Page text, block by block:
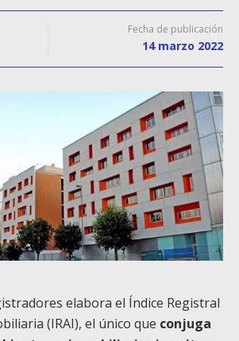
Fecha de publicación
14 marzo 2022
elabora el Índice Registral
(IRAI), el único que conjuga